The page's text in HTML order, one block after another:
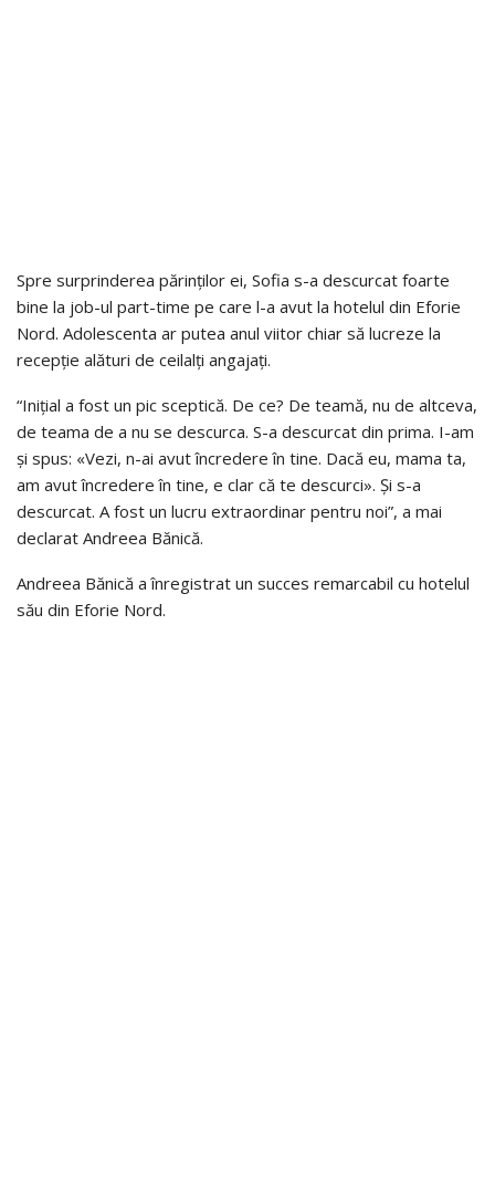
Spre surprinderea părinților ei, Sofia s-a descurcat foarte
bine la job-ul part-time pe care l-a avut la hotelul din Eforie
Nord. Adolescenta ar putea anul viitor chiar să lucreze la
recepție alături de ceilalți angajați.
“Inițial a fost un pic sceptică. De ce? De teamă, nu de altceva,
de teama de a nu se descurca. S-a descurcat din prima. I-am
și spus: «Vezi, n-ai avut încredere în tine. Dacă eu, mama ta,
am avut încredere în tine, e clar că te descurci». Și s-a
descurcat. A fost un lucru extraordinar pentru noi”, a mai
declarat Andreea Bănică.
Andreea Bănică a înregistrat un succes remarcabil cu hotelul
său din Eforie Nord.